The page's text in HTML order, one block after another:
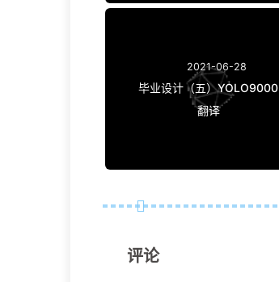
2021-06-28
毕业设计（五）YOLO9000
翻译
评论